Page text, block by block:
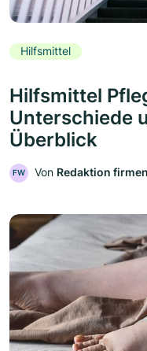
Hilfsmittel
Hilfsmittel
Unterschiede
Überblick
FW Von Redaktion